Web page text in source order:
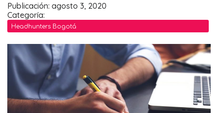
Publicación: agosto 3, 2020
Categoría:
Headhunters Bogotá